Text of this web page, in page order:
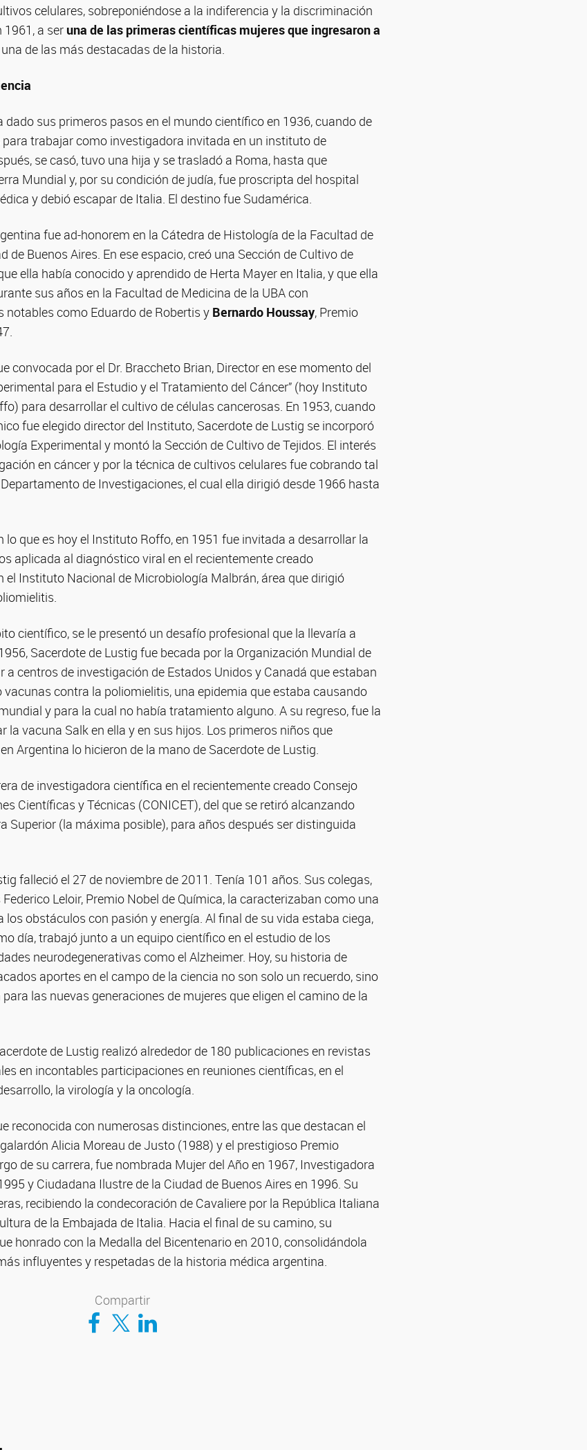
celulares, sobreponiéndose a la indiferencia y la discriminación
1961, a ser una de las primeras científicas mujeres que ingresaron a
de las más destacadas de la historia.
dado sus primeros pasos en el mundo científico en 1936, cuando de
trabajar como investigadora invitada en un instituto de
se casó, tuvo una hija y se trasladó a Roma, hasta que
Mundial y, por su condición de judía, fue proscripta del hospital
y debió escapar de Italia. El destino fue Sudamérica.
fue ad-honorem en la Cátedra de Histología de la Facultad de
de Buenos Aires. En ese espacio, creó una Sección de Cultivo de
ella había conocido y aprendido de Herta Mayer en Italia, y que ella
sus años en la Facultad de Medicina de la UBA con
notables como Eduardo de Robertis y Bernardo Houssay, Premio
convocada por el Dr. Braccheto Brian, Director en ese momento del
para el Estudio y el Tratamiento del Cáncer” (hoy Instituto
para desarrollar el cultivo de células cancerosas. En 1953, cuando
fue elegido director del Instituto, Sacerdote de Lustig se incorporó
Experimental y montó la Sección de Cultivo de Tejidos. El interés
en cáncer y por la técnica de cultivos celulares fue cobrando tal
de Investigaciones, el cual ella dirigió desde 1966 hasta
lo que es hoy el Instituto Roffo, en 1951 fue invitada a desarrollar la
aplicada al diagnóstico viral en el recientemente creado
el Instituto Nacional de Microbiología Malbrán, área que dirigió
científico, se le presentó un desafío profesional que la llevaría a
Sacerdote de Lustig fue becada por la Organización Mundial de
a centros de investigación de Estados Unidos y Canadá que estaban
contra la poliomielitis, una epidemia que estaba causando
y para la cual no había tratamiento alguno. A su regreso, fue la
la vacuna Salk en ella y en sus hijos. Los primeros niños que
Argentina lo hicieron de la mano de Sacerdote de Lustig.
de investigadora científica en el recientemente creado Consejo
Científicas y Técnicas (CONICET), del que se retiró alcanzando
Superior (la máxima posible), para años después ser distinguida
falleció el 27 de noviembre de 2011. Tenía 101 años. Sus colegas,
Leloir, Premio Nobel de Química, la caracterizaban como una
los obstáculos con pasión y energía. Al final de su vida estaba ciega,
día, trabajó junto a un equipo científico en el estudio de los
neurodegenerativas como el Alzheimer. Hoy, su historia de
aportes en el campo de la ciencia no son solo un recuerdo, sino
las nuevas generaciones de mujeres que eligen el camino de la
de Lustig realizó alrededor de 180 publicaciones en revistas
en incontables participaciones en reuniones científicas, en el
la virología y la oncología.
reconocida con numerosas distinciones, entre las que destacan el
Alicia Moreau de Justo (1988) y el prestigioso Premio
de su carrera, fue nombrada Mujer del Año en 1967, Investigadora
y Ciudadana Ilustre de la Ciudad de Buenos Aires en 1996. Su
recibiendo la condecoración de Cavaliere por la República Italiana
de la Embajada de Italia. Hacia el final de su camino, su
honrado con la Medalla del Bicentenario en 2010, consolidándola
influyentes y respetadas de la historia médica argentina.
Compartir
Compartir en Facebook
Compartir en TwitterCompartir en LinkedIn